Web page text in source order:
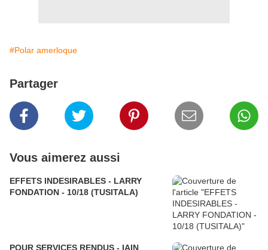
#Polar amerloque
Partager
Vous aimerez aussi
EFFETS INDESIRABLES - LARRY
FONDATION - 10/18 (TUSITALA)
POUR SERVICES RENDUS - IAIN